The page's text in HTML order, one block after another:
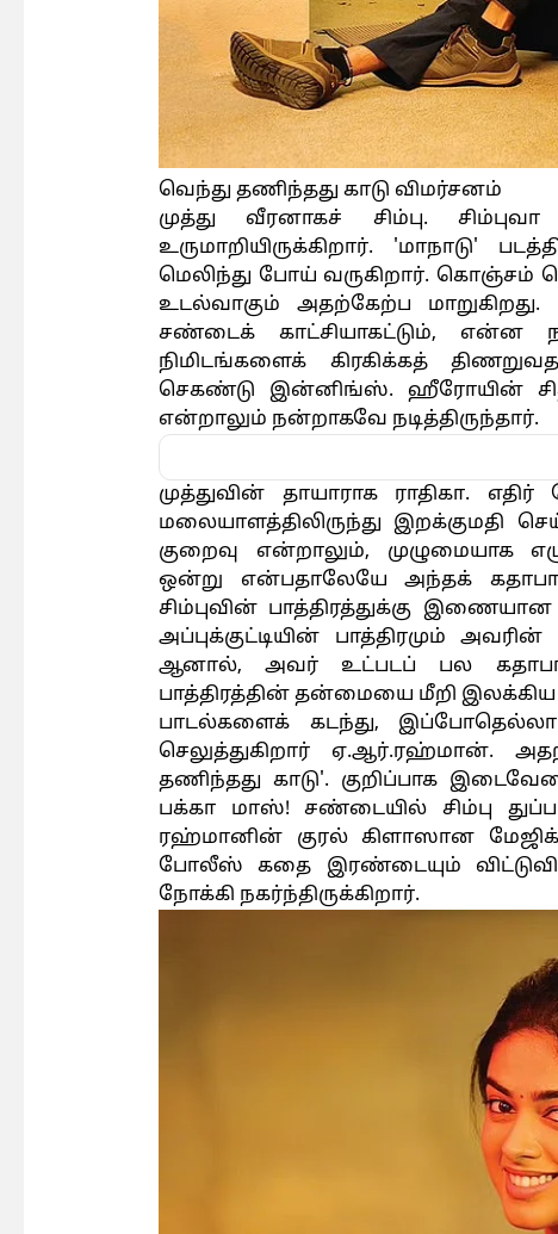
வெந்து தணிந்தது காடு விமர்சனம்
முத்து வீரனாகச் சிம்பு.
உருமாறியிருக்கிறார். 'மாநாடு'
மெலிந்து போய் வருகிறார்.
உடல்வாகும் அதற்கேற்ப மாறுகிறது.
சண்டைக் காட்சியாகட்டும், என்ன
நிமிடங்களைக் கிரகிக்கத்
செகண்டு இன்னிங்ஸ். ஹீரோயின்
என்றாலும் நன்றாகவே நடித்திருந்தார்.
முத்துவின் தாயாராக ராதிகா.
மலையாளத்திலிருந்து இறக்குமதி
குறைவு என்றாலும், முழுமையாக
ஒன்று என்பதாலேயே அந்தக்
சிம்புவின் பாத்திரத்துக்கு இணையான
அப்புக்குட்டியின் பாத்திரமும்
ஆனால், அவர் உட்படப் பல
பாத்திரத்தின் தன்மையை மீறி
பாடல்களைக் கடந்து,
செலுத்துகிறார் ஏ.ஆர்.ரஹ்மான்.
தணிந்தது காடு'. குறிப்பாக
பக்கா மாஸ்! சண்டையில் சிம்பு
ரஹ்மானின் குரல் கிளாஸான
போலீஸ் கதை இரண்டையும்
நோக்கி நகர்ந்திருக்கிறார்.